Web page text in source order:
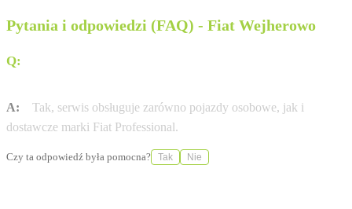
Pytania i odpowiedzi (FAQ) - Fiat Wejherowo
Q:
A:
Tak, serwis obsługuje zarówno pojazdy osobowe, jak i
dostawcze marki Fiat Professional.
Czy ta odpowiedź była pomocna? Tak Nie